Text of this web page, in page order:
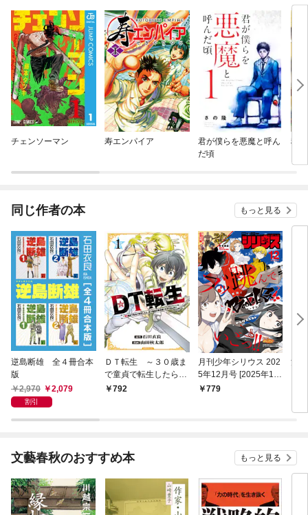
チェンソーマン 寿エンパイア
君が僕らを悪魔と呼ん
だ頃
税
同じ作者の本 もっと見る
逆島断雄 全４冊合本
版
2,970
2,079
割引
ＤＴ転生 ～３０歳ま
で童貞で転生したら、
史上最強の魔法使いに
792
月刊少年シリウス 202
5年12月号 [2025年10
月24日発売]
779
池
文藝春秋のおすすめ本 もっと見る